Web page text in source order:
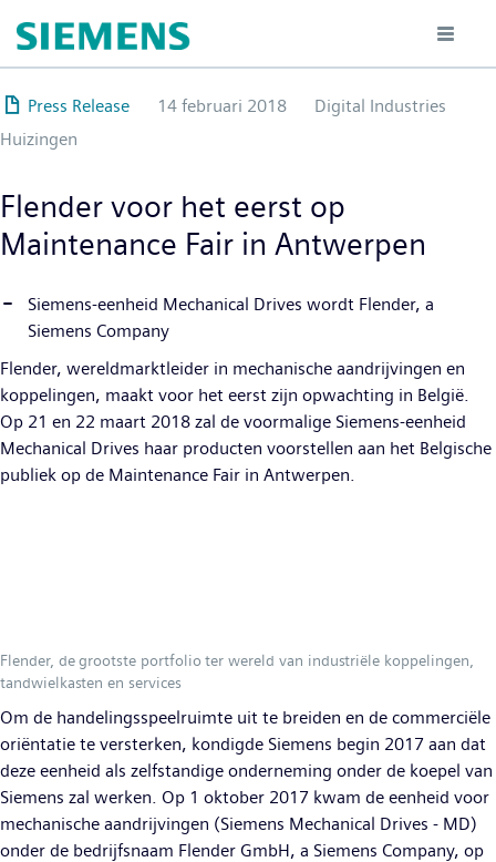
en
naar
de
inhoud
gaan
Press Release 14 februari 2018
Digital Industries
Huizingen
Flender voor het eerst op
Maintenance Fair in Antwerpen
Siemens-eenheid Mechanical Drives wordt Flender, a
Siemens Company
Flender, wereldmarktleider in mechanische aandrijvingen en
koppelingen, maakt voor het eerst zijn opwachting in België.
Op 21 en 22 maart 2018 zal de voormalige Siemens-eenheid
Mechanical Drives haar producten voorstellen aan het Belgische
publiek op de Maintenance Fair in Antwerpen.
Flender, de grootste portfolio ter wereld van industriële koppelingen,
tandwielkasten en services
Om de handelingsspeelruimte uit te breiden en de commerciële
oriëntatie te versterken, kondigde Siemens begin 2017 aan dat
deze eenheid als zelfstandige onderneming onder de koepel van
Siemens zal werken. Op 1 oktober 2017 kwam de eenheid voor
mechanische aandrijvingen (Siemens Mechanical Drives - MD)
onder de bedrijfsnaam Flender GmbH, a Siemens Company, op